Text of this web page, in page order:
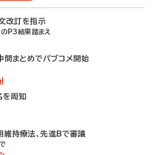
改訂を指示
P3結果踏まえ
間まとめでパブコメ開始
周知
維持療法、先進Bで審議